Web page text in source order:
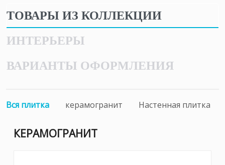
ТОВАРЫ ИЗ КОЛЛЕКЦИИ
ИНТЕРЬЕРЫ
ВАРИАНТЫ ОФОРМЛЕНИЯ
Вся плитка керамогранит Настенная плитка
КЕРАМОГРАНИТ